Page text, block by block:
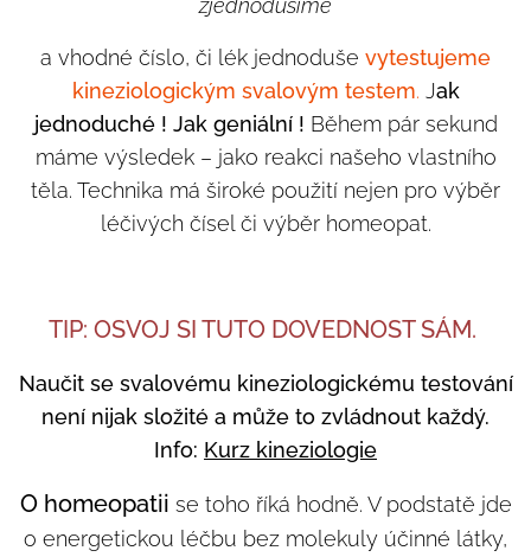
zjednodušíme
a vhodné číslo, či lék jednoduše vytestujeme
kineziologickým svalovým testem. Jak
jednoduché ! Jak geniální ! Během pár sekund
máme výsledek – jako reakci našeho vlastního
těla. Technika má široké použití nejen pro výběr
léčivých čísel či výběr homeopat.
TIP: OSVOJ SI TUTO DOVEDNOST SÁM.
Naučit se svalovému kineziologickému testování
není nijak složité a může to zvládnout každý.
Info: Kurz kineziologie
O homeopatii se toho říká hodně. V podstatě jde
o energetickou léčbu bez molekuly účinné látky,